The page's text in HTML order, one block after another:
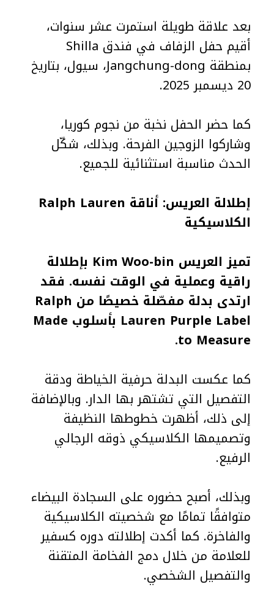
بعد علاقة طويلة استمرت عشر سنوات،
أقيم حفل الزفاف في فندق Shilla
بمنطقة Jangchung-dong، سيول، بتاريخ
20 ديسمبر 2025.
كما حضر الحفل نخبة من نجوم كوريا،
وشاركوا الزوجين الفرحة. وبذلك، شكّل
الحدث مناسبة استثنائية للجميع.
إطلالة العريس: أناقة Ralph Lauren
الكلاسيكية
تميز العريس Kim Woo-bin بإطلالة
راقية وعملية في الوقت نفسه. فقد
ارتدى بدلة مفصّلة خصيصًا من Ralph
Lauren Purple Label بأسلوب Made
to Measure.
كما عكست البدلة حرفية الخياطة ودقة
التفصيل التي تشتهر بها الدار. وبالإضافة
إلى ذلك، أظهرت خطوطها النظيفة
وتصميمها الكلاسيكي ذوقه الرجالي
الرفيع.
وبذلك، أصبح حضوره على السجادة البيضاء
متوافقًا تمامًا مع شخصيته الكلاسيكية
والفاخرة. كما أكدت إطلالته دوره كسفير
للعلامة من خلال دمج الفخامة المتقنة
والتفصيل الشخصي.